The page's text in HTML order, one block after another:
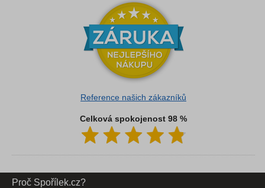
Reference našich zákazníků
Celková spokojenost 98 %
Proč Spořílek.cz?